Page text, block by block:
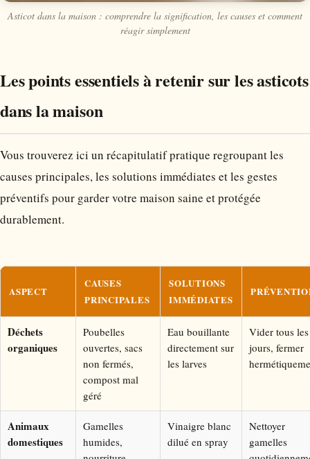
Asticot dans la maison : comprendre la signification, les causes et comment
réagir simplement
Les points essentiels à retenir sur les asticots
dans la maison
Vous trouverez ici un récapitulatif pratique regroupant les
causes principales, les solutions immédiates et les gestes
préventifs pour garder votre maison saine et protégée
durablement.
ASPECT
CAUSES
PRINCIPALES
SOLUTIONS
IMMÉDIATES
Déchets
organiques
Poubelles
ouvertes, sacs
non fermés,
compost mal
géré
Eau bouillante
directement sur
les larves
Vider tous
jours, fermer
Animaux
domestiques
Gamelles
humides,
Vinaigre blanc
dilué en spray
Nettoyer
gamelles